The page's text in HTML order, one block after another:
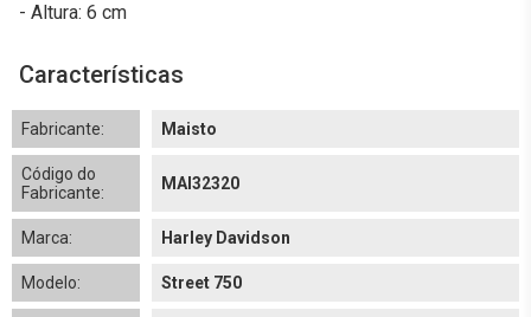
- Altura: 6 cm
Características
Fabricante: Maisto
Código do
Fabricante:
MAI32320
Marca: Harley Davidson
Modelo: Street 750